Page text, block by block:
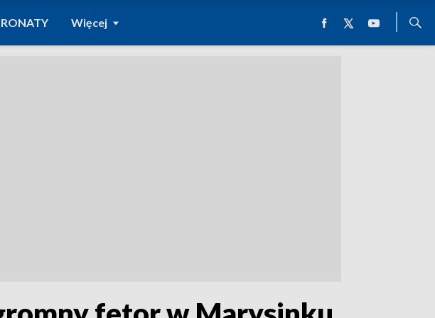
Więcej